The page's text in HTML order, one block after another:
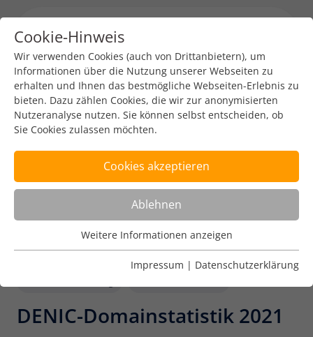
DENIC-Domainstatistik 2021
Cookie-Hinweis
Wir verwenden Cookies (auch von Drittanbietern), um
Informationen über die Nutzung unserer Webseiten zu
erhalten und Ihnen das bestmögliche Webseiten-Erlebnis zu
bieten. Dazu zählen Cookies, die wir zur anonymisierten
Nutzeranalyse nutzen. Sie können selbst entscheiden, ob
Sie Cookies zulassen möchten.
Cookies akzeptieren
Ablehnen
Nutzungsanalyse
Cookies zur Nutzungsanalyse ermöglichen es uns zu
Weitere Informationen anzeigen
Impressum | Datenschutzerklärung